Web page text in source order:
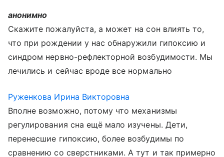
анонимно
Скажите пожалуйста, а может на сон влиять то,
что при рождении у нас обнаружили гипоксию и
синдром нервно-рефлекторной возбудимости. Мы
лечились и сейчас вроде все нормально
Руженкова Ирина Викторовна
Вполне возможно, потому что механизмы
регулирования сна ещё мало изучены. Дети,
перенесшие гипоксию, более возбудимы по
сравнению со сверстниками. А тут и так примерно